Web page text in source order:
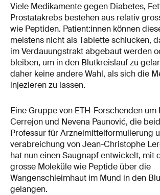
Viele Medikamente gegen Diabetes,
Prostatakrebs bestehen aus relativ
wie Peptiden. Patient:innen können
meistens nicht als Tablette schlucken,
im Verdauungstrakt abgebaut werden
bleiben, um in den Blutkreislauf zu
daher keine andere Wahl, als sich die
injezieren zu lassen.
Eine Gruppe von ETH-Forschenden um
Cerrejon und Nevena Paunović, die
Professur für Arzneimittelformulierung
verabreichung von Jean-Christophe
hat nun einen Saugnapf entwickelt, mit
grosse Moleküle wie Peptide über die
Wangenschleimhaut im Mund in den
gelangen.